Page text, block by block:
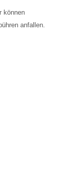
können
anfallen.